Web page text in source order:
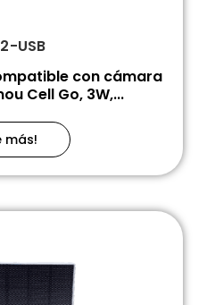
USB
con cámara
Cell Go, 3W,...
más!